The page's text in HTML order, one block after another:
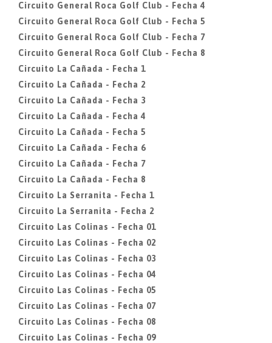
Circuito General Roca Golf Club - Fecha 4
Circuito General Roca Golf Club - Fecha 5
Circuito General Roca Golf Club - Fecha 7
Circuito General Roca Golf Club - Fecha 8
Circuito La Cañada - Fecha 1
Circuito La Cañada - Fecha 2
Circuito La Cañada - Fecha 3
Circuito La Cañada - Fecha 4
Circuito La Cañada - Fecha 5
Circuito La Cañada - Fecha 6
Circuito La Cañada - Fecha 7
Circuito La Cañada - Fecha 8
Circuito La Serranita - Fecha 1
Circuito La Serranita - Fecha 2
Circuito Las Colinas - Fecha 01
Circuito Las Colinas - Fecha 02
Circuito Las Colinas - Fecha 03
Circuito Las Colinas - Fecha 04
Circuito Las Colinas - Fecha 05
Circuito Las Colinas - Fecha 07
Circuito Las Colinas - Fecha 08
Circuito Las Colinas - Fecha 09